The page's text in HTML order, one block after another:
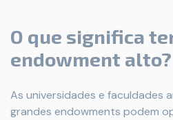
O que significa
endowment alto?
As universidades e faculdades
grandes endowments podem